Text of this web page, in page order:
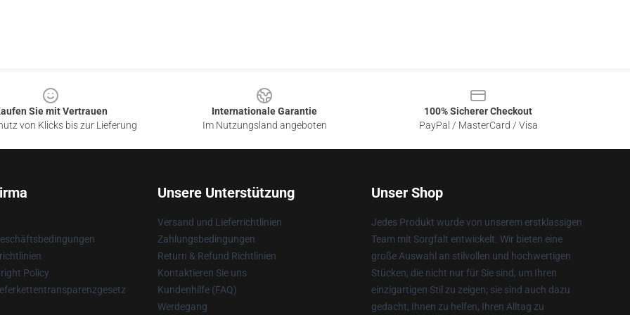
Sie mit Vertrauen
von Klicks bis zur Lieferung
Internationale Garantie
Im Nutzungsland angeboten
100% Sicherer Checkout
PayPal / MasterCard / Visa
Policy
Unsere Unterstützung
Versand und Lieferrichtlinien
Zahlungsbedingungen
Return & Refund Richtlinien
Kontaktieren Sie uns
Kundenhilfe (FAQ)
Werdegang
Unser Shop
Jedes Produkt wurde von unserem erstklassigen
Team mit Sorgfalt entwickelt. Wir bieten eine
große Auswahl an stilvollen und hochwertigen
Stücken, die nicht nur für Sie sind, um Ihren
einzigartigen Stil zu zeigen; sie sind auch dazu
gedacht, Ihnen zu helfen, Ihren Alltag zu